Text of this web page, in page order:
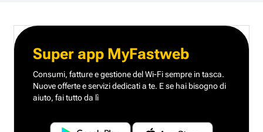
Super app MyFastweb
Consumi, fatture e gestione del Wi-Fi sempre in tasca.
Nuove offerte e servizi dedicati a te. E se hai bisogno di
aiuto, fai tutto da lì